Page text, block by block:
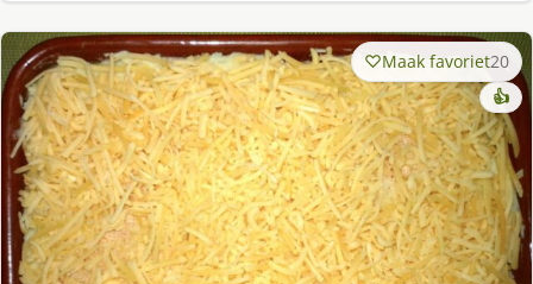
Maak favoriet20
👍